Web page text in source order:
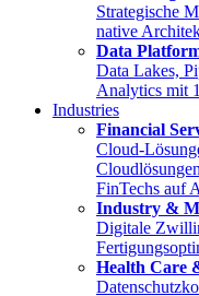
Strategische
native
Data
Data Lakes,
Analytics mit
Industries
Financial
Cloud-
FinTechs auf
Industry &
Digitale
Health Care